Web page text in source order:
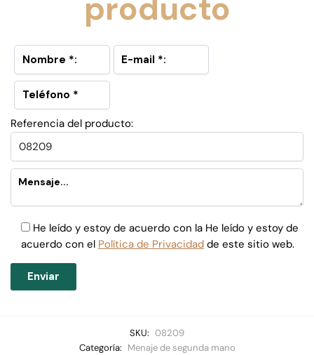
producto
Referencia del producto:
He leído y estoy de acuerdo con la He leído y estoy de
acuerdo con el Política de Privacidad de este sitio web.
SKU: 08209
Categoría: Menaje de segunda mano